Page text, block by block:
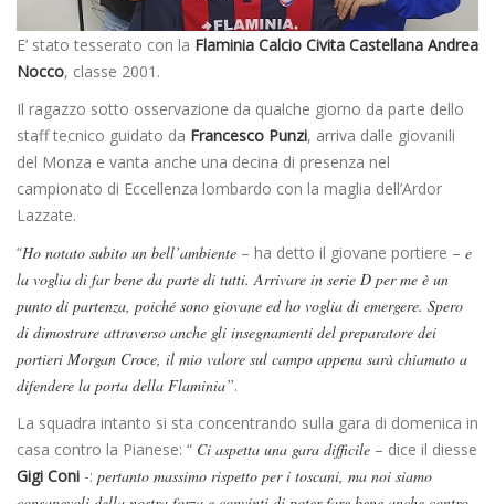
E’ stato tesserato con la Flaminia Calcio Civita Castellana Andrea
Nocco, classe 2001.
Il ragazzo sotto osservazione da qualche giorno da parte dello
staff tecnico guidato da Francesco Punzi, arriva dalle giovanili
del Monza e vanta anche una decina di presenza nel
campionato di Eccellenza lombardo con la maglia dell’Ardor
Lazzate.
“Ho notato subito un bell’ambiente – ha detto il giovane portiere – e
la voglia di far bene da parte di tutti. Arrivare in serie D per me è un
punto di partenza, poiché sono giovane ed ho voglia di emergere. Spero
di dimostrare attraverso anche gli insegnamenti del preparatore dei
portieri Morgan Croce, il mio valore sul campo appena sarà chiamato a
difendere la porta della Flaminia”.
La squadra intanto si sta concentrando sulla gara di domenica in
casa contro la Pianese: “ Ci aspetta una gara difficile – dice il diesse
Gigi Coni -: pertanto massimo rispetto per i toscani, ma noi siamo